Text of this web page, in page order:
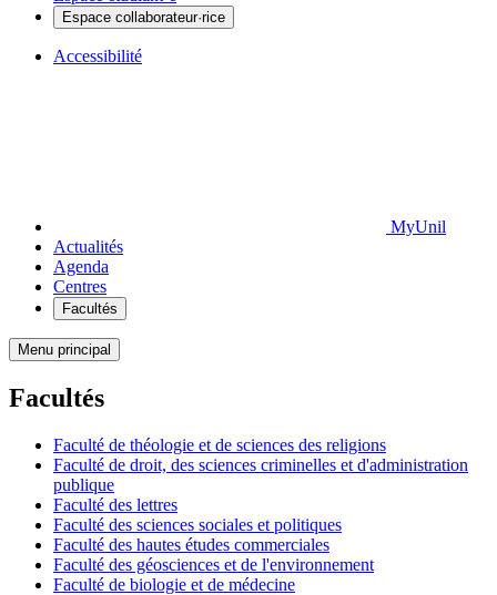
Espace collaborateur·rice
Accessibilité
MyUnil
Actualités
Agenda
Centres
Facultés
Menu principal
Facultés
Faculté de théologie et de sciences des religions
Faculté de droit, des sciences criminelles et d'administration
publique
Faculté des lettres
Faculté des sciences sociales et politiques
Faculté des hautes études commerciales
Faculté des géosciences et de l'environnement
Faculté de biologie et de médecine